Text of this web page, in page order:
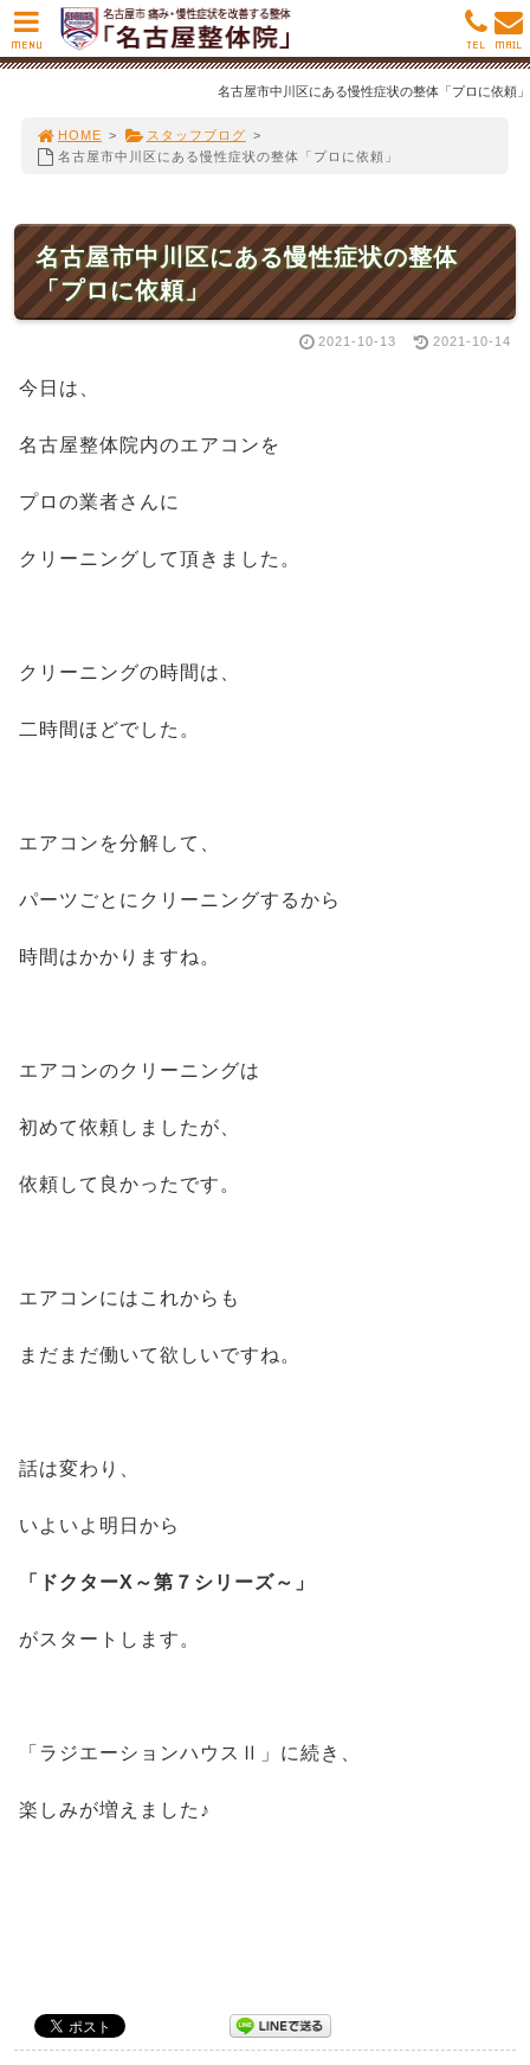
名古屋市中川区にある慢性症状の整体「プロに依頼」
HOME > スタッフブログ >
名古屋市中川区にある慢性症状の整体「プロに依頼」
名古屋市中川区にある慢性症状の整体
「プロに依頼」
2021-10-13 2021-10-14
今日は、
名古屋整体院内のエアコンを
プロの業者さんに
クリーニングして頂きました。
クリーニングの時間は、
二時間ほどでした。
エアコンを分解して、
パーツごとにクリーニングするから
時間はかかりますね。
エアコンのクリーニングは
初めて依頼しましたが、
依頼して良かったです。
エアコンにはこれからも
まだまだ働いて欲しいですね。
話は変わり、
いよいよ明日から
「ドクターX～第７シリーズ～」
がスタートします。
「ラジエーションハウスⅡ」に続き、
楽しみが増えました♪
MENU MAIL
TEL